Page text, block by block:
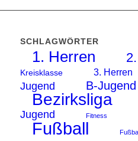
SCHLAGWÖRTER
1. Herren
Kreisklasse
3. Herren
Jugend
B-Jugend
Bezirksliga
Jugend
Fitness
Fußball